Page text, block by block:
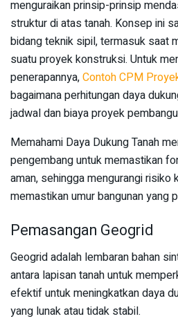
menguraikan prinsip-prinsip
struktur di atas tanah. Konsep ini
bidang teknik sipil, termasuk saat
suatu proyek konstruksi. Untuk
penerapannya,Contoh CPM
bagaimana perhitungan daya
jadwal dan biaya proyek
Memahami Daya Dukung Tanah
pengembang untuk memastikan
aman, sehingga mengurangi risiko
memastikan umur bangunan yang
Pemasangan Geogrid
Geogrid adalah lembaran bahan
antara lapisan tanah untuk
efektif untuk meningkatkan daya
yang lunak atau tidak stabil.